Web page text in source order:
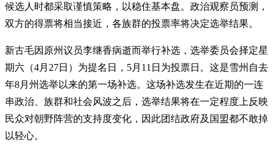
候选人时都采取谨慎策略，以稳住基本盘。政治观察员预测，
双方的得票将相当接近，各族群的投票率将决定选举结果。
新古毛因原州议员李继香病逝而举行补选，选举委员会择定星
期六（4月27日）为提名日，5月11日为投票日。这是雪州自去
年8月州选举以来的第一场补选。这场补选发生在近期的一连
串政治、族群和社会风波之后，选举结果将在一定程度上反映
民众对朝野阵营的支持度变化，因此团结政府及国盟都不敢掉
以轻心。